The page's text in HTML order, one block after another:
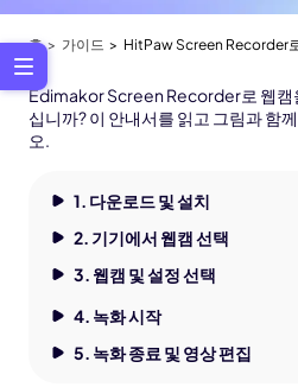
홈 가이드 HitPaw Screen Recorder
Edimakor Screen Recorder로 웹캠
십니까? 이 안내서를 읽고 그림과 함
오.
1. 다운로드 및 설치
2. 기기에서 웹캠 선택
3. 웹캠 및 설정 선택
4. 녹화 시작
5. 녹화 종료 및 영상 편집